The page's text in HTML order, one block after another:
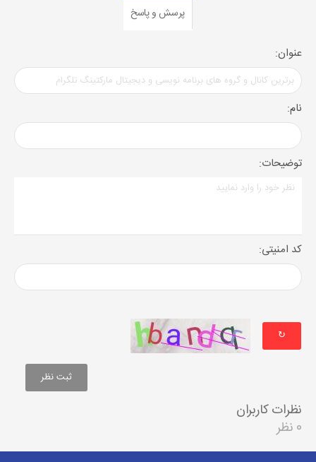
پرسش و پاسخ
عنوان:
نام:
توضیحات:
کد امنیتی:
↻
نظرات کاربران
0 نظر